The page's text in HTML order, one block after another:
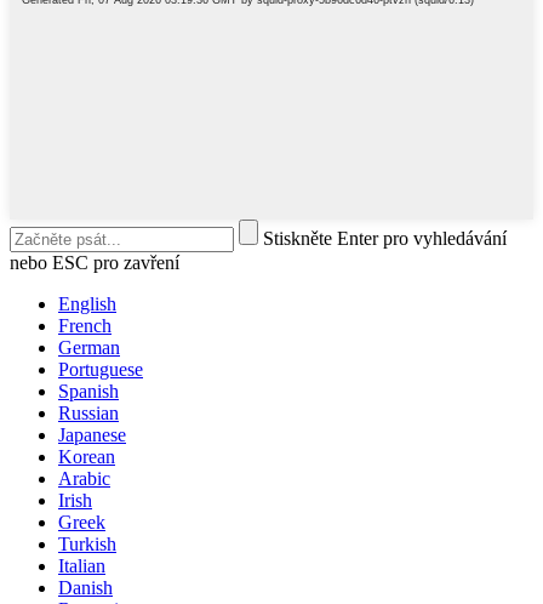
Stiskněte Enter pro vyhledávání
nebo ESC pro zavření
English
French
German
Portuguese
Spanish
Russian
Japanese
Korean
Arabic
Irish
Greek
Turkish
Italian
Danish